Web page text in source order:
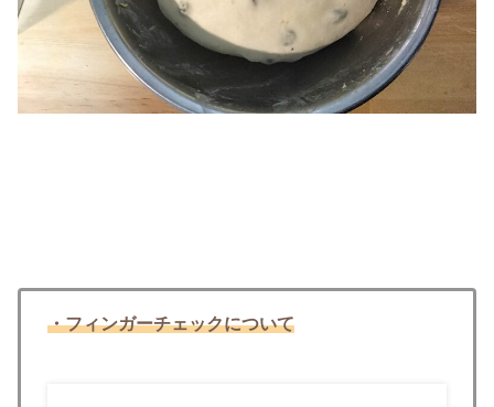
・フィンガーチェックについて